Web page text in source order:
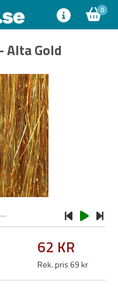
0
Alta Gold
62 KR
Rek. pris 69 kr